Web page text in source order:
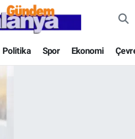
Politika Spor Ekonomi